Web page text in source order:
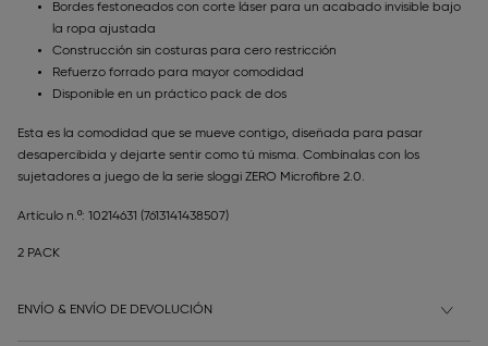
Bordes festoneados con corte láser para un acabado invisible bajo
la ropa ajustada
Construcción sin costuras para cero restricción
Refuerzo forrado para mayor comodidad
Disponible en un práctico pack de dos
Esta es la comodidad que se mueve contigo, diseñada para pasar
desapercibida y dejarte sentir como tú misma. Combínalas con los
sujetadores a juego de la serie sloggi ZERO Microfibre 2.0.
Artículo n.º: 10214631 (7613141438507)
2 PACK
ENVÍO & ENVÍO DE DEVOLUCIÓN